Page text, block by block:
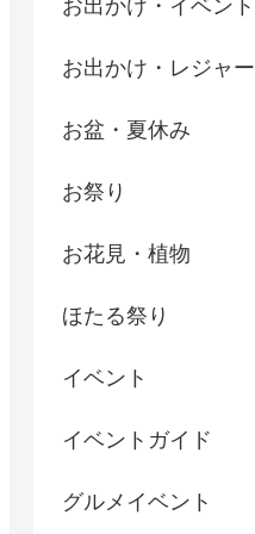
お出かけ・イベント
お出かけ・レジャー
お盆・夏休み
お祭り
お花見・植物
ほたる祭り
イベント
イベントガイド
グルメイベント